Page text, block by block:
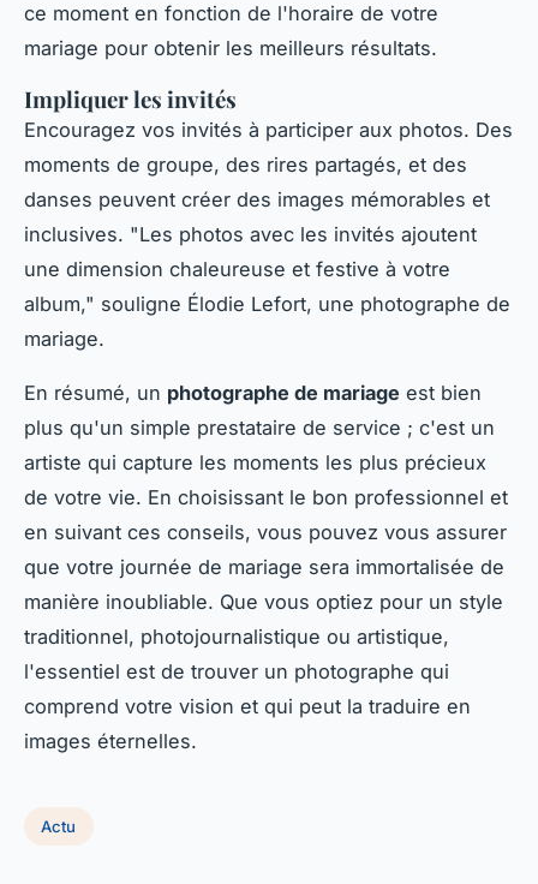
ce moment en fonction de l'horaire de votre
mariage pour obtenir les meilleurs résultats.
Impliquer les invités
Encouragez vos invités à participer aux photos. Des
moments de groupe, des rires partagés, et des
danses peuvent créer des images mémorables et
inclusives. "Les photos avec les invités ajoutent
une dimension chaleureuse et festive à votre
album," souligne Élodie Lefort, une photographe de
mariage.
En résumé, un photographe de mariage est bien
plus qu'un simple prestataire de service ; c'est un
artiste qui capture les moments les plus précieux
de votre vie. En choisissant le bon professionnel et
en suivant ces conseils, vous pouvez vous assurer
que votre journée de mariage sera immortalisée de
manière inoubliable. Que vous optiez pour un style
traditionnel, photojournalistique ou artistique,
l'essentiel est de trouver un photographe qui
comprend votre vision et qui peut la traduire en
images éternelles.
Actu